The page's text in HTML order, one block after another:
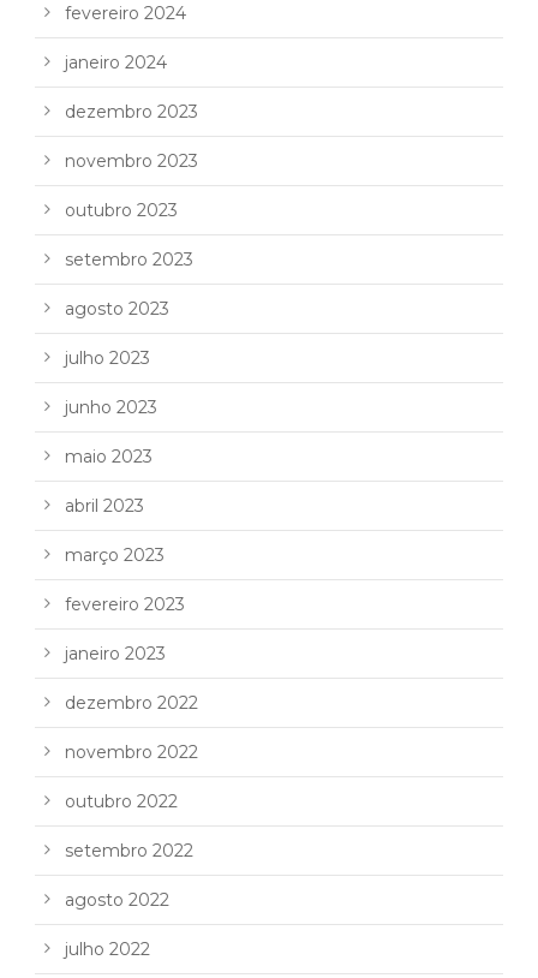
fevereiro 2024
janeiro 2024
dezembro 2023
novembro 2023
outubro 2023
setembro 2023
agosto 2023
julho 2023
junho 2023
maio 2023
abril 2023
março 2023
fevereiro 2023
janeiro 2023
dezembro 2022
novembro 2022
outubro 2022
setembro 2022
agosto 2022
julho 2022